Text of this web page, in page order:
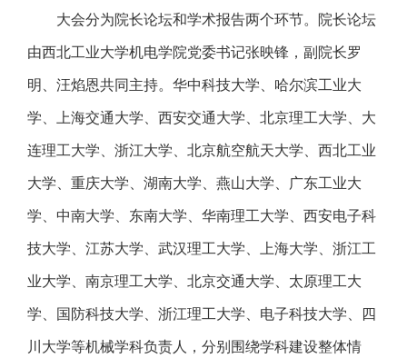
大会分为院长论坛和学术报告两个环节。院长论坛
由西北工业大学机电学院党委书记张映锋，副院长罗
明、汪焰恩共同主持。华中科技大学、哈尔滨工业大
学、上海交通大学、西安交通大学、北京理工大学、大
连理工大学、浙江大学、北京航空航天大学、西北工业
大学、重庆大学、湖南大学、燕山大学、广东工业大
学、中南大学、东南大学、华南理工大学、西安电子科
技大学、江苏大学、武汉理工大学、上海大学、浙江工
业大学、南京理工大学、北京交通大学、太原理工大
学、国防科技大学、浙江理工大学、电子科技大学、四
川大学等机械学科负责人，分别围绕学科建设整体情